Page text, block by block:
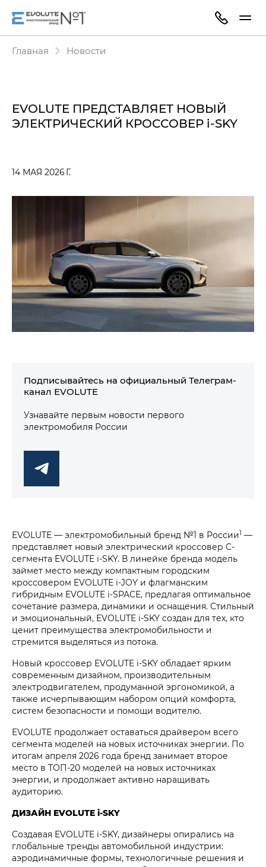
Главная Новости
EVOLUTE ПРЕДСТАВЛЯЕТ НОВЫЙ
ЭЛЕКТРИЧЕСКИЙ КРОССОВЕР i‑SKY
14 МАЯ 2026 Г.
Подписывайтесь на официальный Телеграм-
канал EVOLUTE
Узнавайте первым новости первого
электромобиля России
EVOLUTE — электромобильный бренд №1 в России1 —
представляет новый электрический кроссовер C-
сегмента EVOLUTE i‑SKY. В линейке бренда модель
займет место между компактным городским
кроссовером EVOLUTE i‑JOY и флагманским
гибридным EVOLUTE i‑SPACE, предлагая оптимальное
сочетание размера, динамики и оснащения. Стильный
и эмоциональный, EVOLUTE i‑SKY создан для тех, кто
ценит преимущества электромобильности и
стремится выделяться из потока.
Новый кроссовер EVOLUTE i‑SKY обладает ярким
современным дизайном, производительным
электродвигателем, продуманной эргономикой, а
также исчерпывающим набором опций комфорта,
систем безопасности и помощи водителю.
EVOLUTE продолжает оставаться драйвером всего
сегмента моделей на новых источниках энергии. По
итогам апреля 2026 года бренд занимает второе
место в ТОП-20 моделей на новых источниках
энергии, и продолжает активно наращивать
аудиторию.
ДИЗАЙН EVOLUTE i‑SKY
Создавая EVOLUTE i‑SKY, дизайнеры опирались на
глобальные тренды автомобильной индустрии:
аэродинамичные формы, технологичные решения и